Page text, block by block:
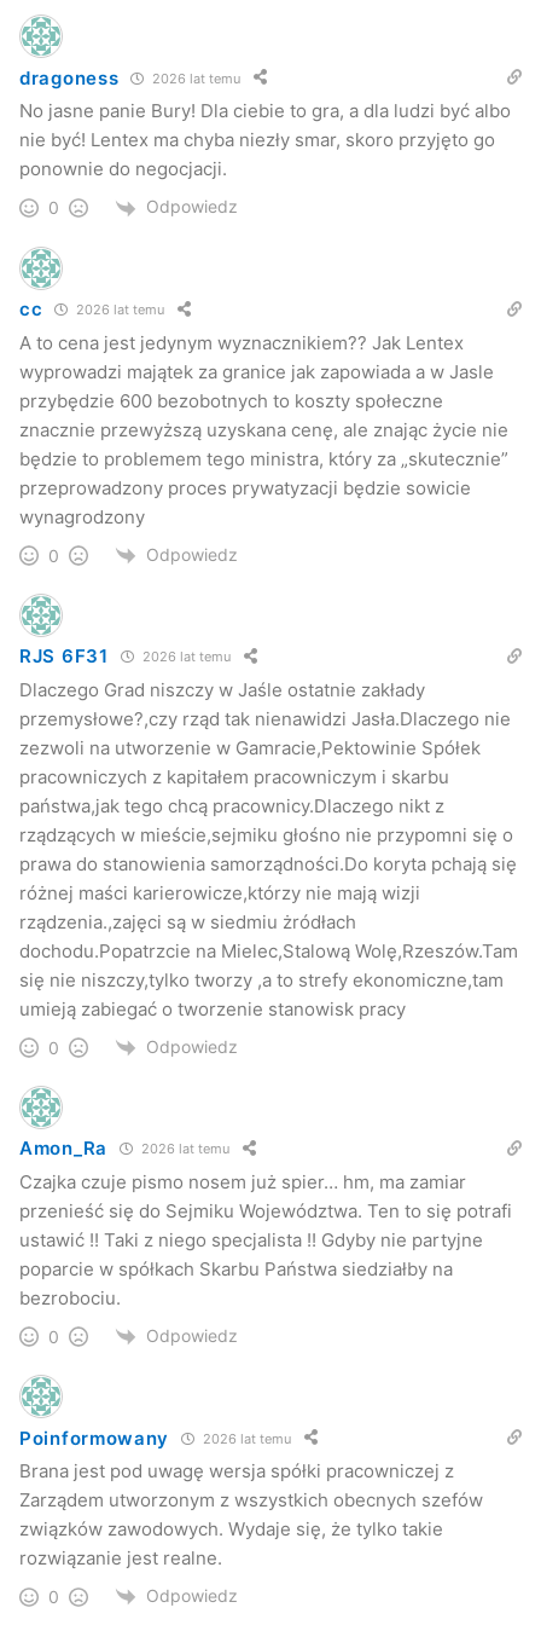
uwagę. Dzisiaj w grze są dwie firmy i między tymi dwoma
firmami minister skarbu konsekwentnie chce dokonać
wyboru inwestora strategicznego dla firmy Gamrat. Zależy
nam też na dyskusji nad pakietem społecznym dla załogi.
(…)
Szczegóły w numerze – strona 8.
Nowe Podkarpacie
gamrat prywatyzacja
dragoness 2026 lat temu
No jasne panie Bury! Dla ciebie to gra, a dla ludzi być albo
nie być! Lentex ma chyba niezły smar, skoro przyjęto go
ponownie do negocjacji.
0 Odpowiedz
cc 2026 lat temu
A to cena jest jedynym wyznacznikiem?? Jak Lentex
wyprowadzi majątek za granice jak zapowiada a w Jasle
przybędzie 600 bezobotnych to koszty społeczne
znacznie przewyższą uzyskana cenę, ale znając życie nie
będzie to problemem tego ministra, który za „skutecznie”
przeprowadzony proces prywatyzacji będzie sowicie
wynagrodzony
0 Odpowiedz
RJS 6F31 2026 lat temu
Dlaczego Grad niszczy w Jaśle ostatnie zakłady
przemysłowe?,czy rząd tak nienawidzi Jasła.Dlaczego nie
zezwoli na utworzenie w Gamracie,Pektowinie Spółek
pracowniczych z kapitałem pracowniczym i skarbu
państwa,jak tego chcą pracownicy.Dlaczego nikt z
rządzących w mieście,sejmiku głośno nie przypomni się o
prawa do stanowienia samorządności.Do koryta pchają się
różnej maści karierowicze,którzy nie mają wizji
rządzenia.,zajęci są w siedmiu żródłach
dochodu.Popatrzcie na Mielec,Stalową Wolę,Rzeszów.Tam
się nie niszczy,tylko tworzy ,a to strefy ekonomiczne,tam
umieją zabiegać o tworzenie stanowisk pracy
0 Odpowiedz
Amon_Ra 2026 lat temu
Czajka czuje pismo nosem już spier… hm, ma zamiar
przenieść się do Sejmiku Województwa. Ten to się potrafi
ustawić !! Taki z niego specjalista !! Gdyby nie partyjne
poparcie w spółkach Skarbu Państwa siedziałby na
bezrobociu.
0 Odpowiedz
Poinformowany 2026 lat temu
Brana jest pod uwagę wersja spółki pracowniczej z
Zarządem utworzonym z wszystkich obecnych szefów
związków zawodowych. Wydaje się, że tylko takie
rozwiązanie jest realne.
0 Odpowiedz